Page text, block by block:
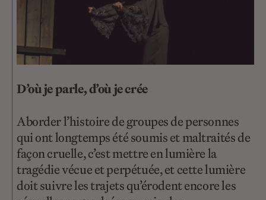
D’où je parle, d’où je crée
Aborder l’histoire de groupes de personnes
qui ont longtemps été soumis et maltraités de
façon cruelle, c’est mettre en lumière la
tragédie vécue et perpétuée, et cette lumière
doit suivre les trajets qu’érodent encore les